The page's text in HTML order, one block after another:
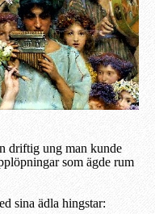
driftig ung man kunde
som ägde rum
sina ädla hingstar: